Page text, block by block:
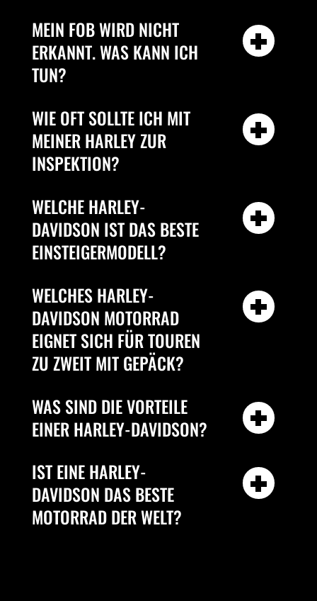
MEIN FOB WIRD NICHT
ERKANNT. WAS KANN ICH
TUN?
WIE OFT SOLLTE ICH MIT
MEINER HARLEY ZUR
INSPEKTION?
WELCHE HARLEY-
DAVIDSON IST DAS BESTE
EINSTEIGERMODELL?
WELCHES HARLEY-
DAVIDSON MOTORRAD
EIGNET SICH FÜR TOUREN
ZU ZWEIT MIT GEPÄCK?
WAS SIND DIE VORTEILE
EINER HARLEY-DAVIDSON?
IST EINE HARLEY-
DAVIDSON DAS BESTE
MOTORRAD DER WELT?